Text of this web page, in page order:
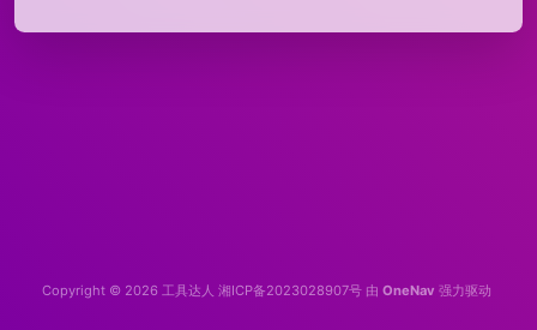
Copyright © 2026 工具达人 湘ICP备2023028907号 由 OneNav 强力驱动